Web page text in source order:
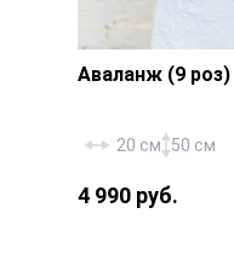
Аваланж (9 роз)
20 см 50 см
4 990 руб.